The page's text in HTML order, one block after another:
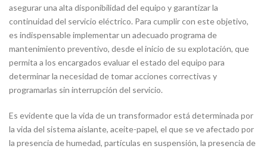
asegurar una alta disponibilidad del equipo y garantizar la
continuidad del servicio eléctrico. Para cumplir con este objetivo,
es indispensable implementar un adecuado programa de
mantenimiento preventivo, desde el inicio de su explotación, que
permita a los encargados evaluar el estado del equipo para
determinar la necesidad de tomar acciones correctivas y
programarlas sin interrupción del servicio.
Es evidente que la vida de un transformador está determinada por
la vida del sistema aislante, aceite-papel, el que se ve afectado por
la presencia de humedad, partículas en suspensión, la presencia de